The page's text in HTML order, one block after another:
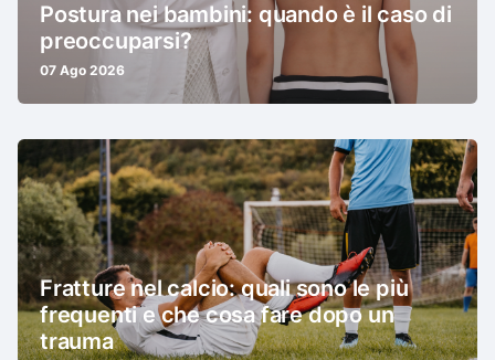
Postura nei bambini: quando è il caso di
preoccuparsi?
07 Ago 2026
Fratture nel calcio: quali sono le più
frequenti e che cosa fare dopo un
trauma